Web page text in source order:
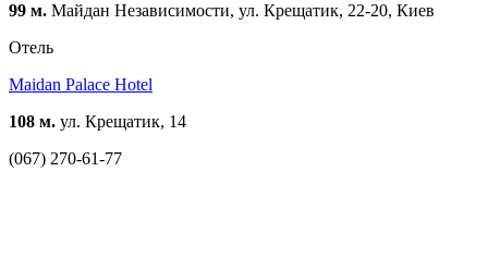
99 м. Майдан Независимости, ул. Крещатик, 22-20, Киев
Отель
Maidan Palace Hotel
108 м. ул. Крещатик, 14
(067) 270-61-77